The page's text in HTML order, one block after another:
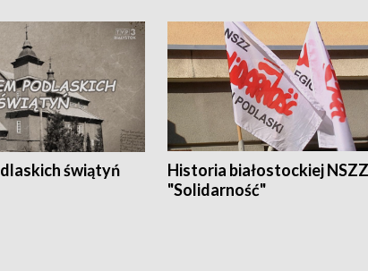
świątyń
Historia białostockiej NSZZ
"Solidarność"